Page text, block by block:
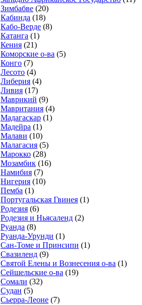
Зимбабве (20)
Кабинда (18)
Кабо-Верде (8)
Катанга (1)
Кения (21)
Коморcкие о-ва (5)
Конго (7)
Лесото (4)
Либерия (4)
Ливия (17)
Маврикий (9)
Мавритания (4)
Мадагаскар (1)
Мадейра (1)
Малави (10)
Малагасия (5)
Марокко (28)
Мозамбик (16)
Намибия (7)
Нигерия (10)
Пемба (1)
Португальская Гвинея (1)
Родезия (6)
Родезия и Ньясаленд (2)
Руанда (8)
Руанда-Урунди (1)
Сан-Томе и Принсипи (1)
Свазиленд (9)
Святой Елены и Вознесения о-ва (1)
Сейшельские о-ва (19)
Сомали (32)
Судан (5)
Сьерра-Леоне (7)